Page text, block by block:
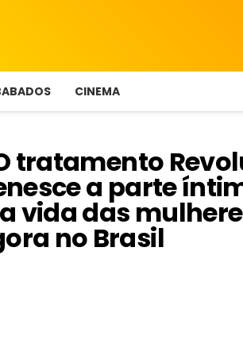
CINEMA
tratamento
a parte
vida das
no Brasil